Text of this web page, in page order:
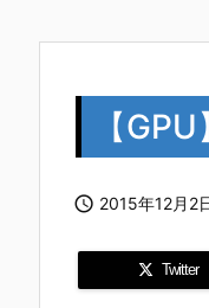
【
 2015年12月2
Twitter